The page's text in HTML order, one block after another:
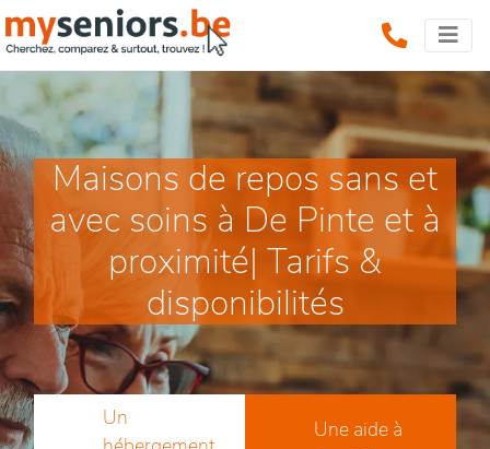
Maisons de repos sans et
avec soins à De Pinte et à
proximité| Tarifs &
disponibilités
Un
Une aide à